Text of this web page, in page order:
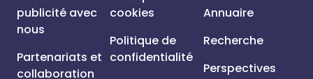
publicité avec
nous
Partenariats et
collaboration
cookies
Politique de
confidentialité
Annuaire
Recherche
Perspectives